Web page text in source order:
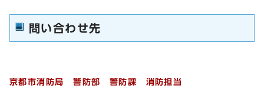
問い合わせ先
京都市消防局 警防部 警防課 消防担当